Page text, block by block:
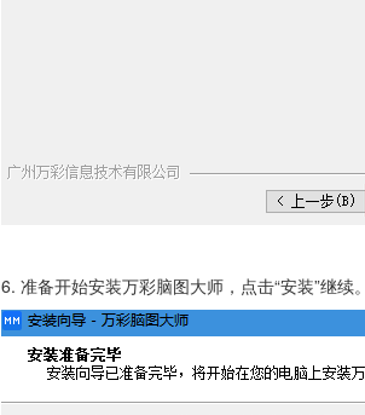
6. 准备开始安装万彩脑图大师，点击“安装”继续。